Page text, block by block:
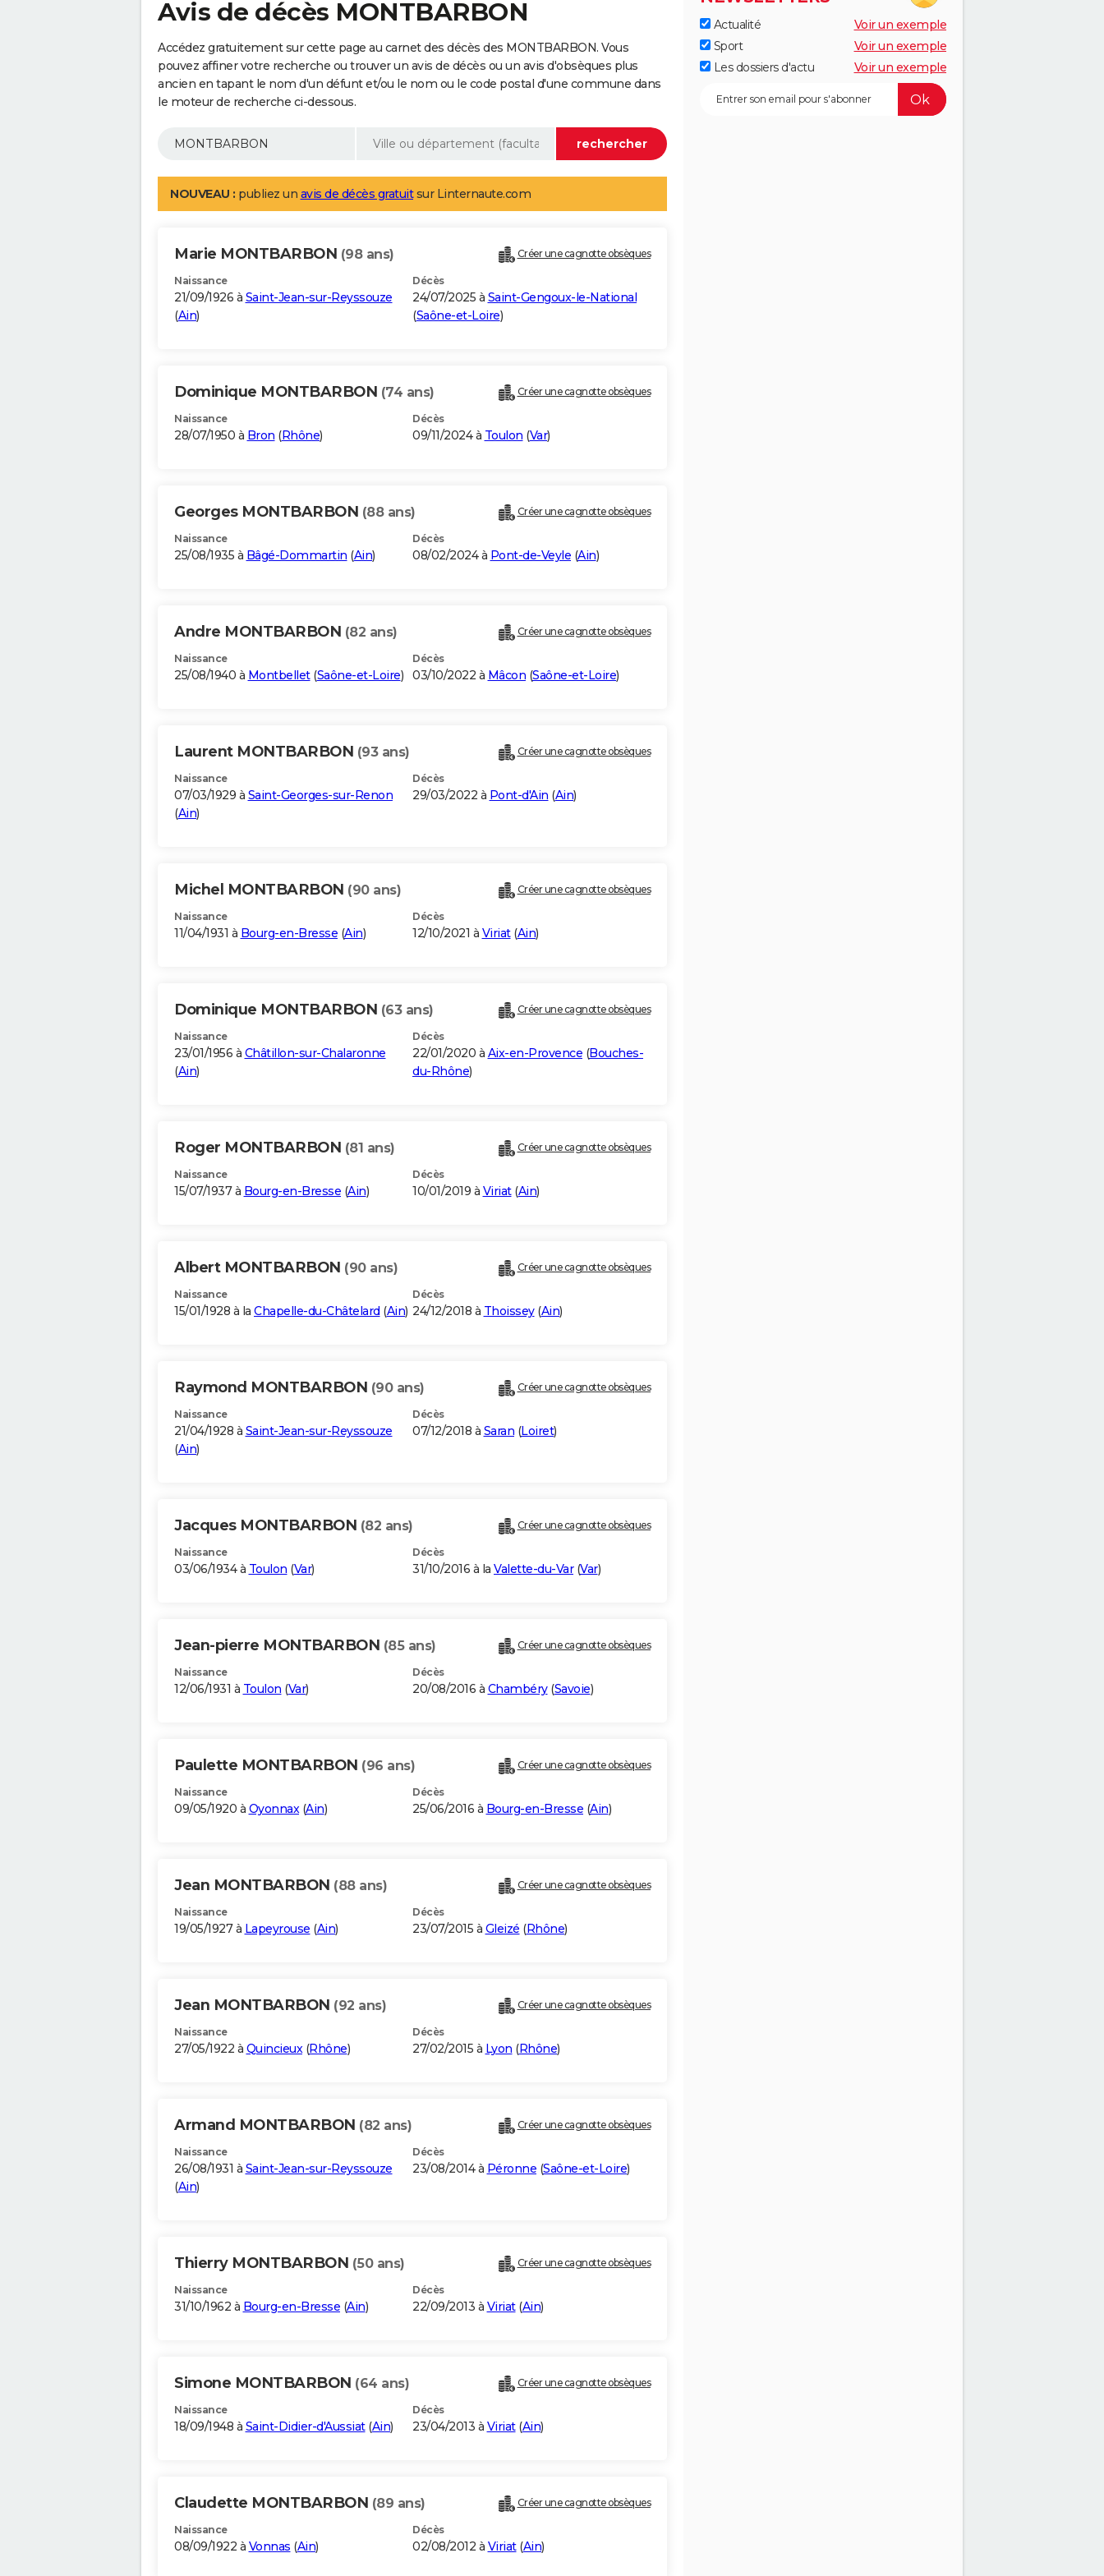
Avis de décès MONTBARBON
Accédez gratuitement sur cette page au carnet des décès des MONTBARBON. Vous
pouvez affiner votre recherche ou trouver un avis de décès ou un avis d'obsèques plus
ancien en tapant le nom d'un défunt et/ou le nom ou le code postal d'une commune dans
le moteur de recherche ci-dessous.
NOUVEAU : publiez un avis de décès gratuitsur Linternaute.com
Marie MONTBARBON (98 ans) Créer une cagnotte obsèques
Naissance
21/09/1926 à Saint-Jean-sur-Reyssouze
(Ain)
Décès
24/07/2025 à Saint-Gengoux-le-National
(Saône-et-Loire)
Dominique MONTBARBON (74 ans) Créer une cagnotte obsèques
Naissance
28/07/1950 à Bron (Rhône)
Décès
09/11/2024 à Toulon (Var)
Georges MONTBARBON (88 ans) Créer une cagnotte obsèques
Naissance
25/08/1935 à Bâgé-Dommartin (Ain)
Décès
08/02/2024 à Pont-de-Veyle (Ain)
Andre MONTBARBON (82 ans) Créer une cagnotte obsèques
Naissance
25/08/1940 à Montbellet(Saône-et-Loire)
Décès
03/10/2022 à Mâcon (Saône-et-Loire)
Laurent MONTBARBON (93 ans) Créer une cagnotte obsèques
Naissance
07/03/1929 à Saint-Georges-sur-Renon
(Ain)
Décès
29/03/2022 à Pont-d'Ain (Ain)
Michel MONTBARBON (90 ans) Créer une cagnotte obsèques
Naissance
11/04/1931 à Bourg-en-Bresse (Ain)
Décès
12/10/2021 à Viriat(Ain)
Dominique MONTBARBON (63 ans) Créer une cagnotte obsèques
Naissance
23/01/1956 à Châtillon-sur-Chalaronne
(Ain)
Décès
22/01/2020 à Aix-en-Provence (Bouches-
du-Rhône)
Roger MONTBARBON (81 ans) Créer une cagnotte obsèques
Naissance
15/07/1937 à Bourg-en-Bresse (Ain)
Décès
10/01/2019 à Viriat(Ain)
Albert MONTBARBON (90 ans) Créer une cagnotte obsèques
Naissance
15/01/1928 à la Chapelle-du-Châtelard (Ain)
Décès
24/12/2018 à Thoissey(Ain)
Raymond MONTBARBON (90 ans) Créer une cagnotte obsèques
Naissance
21/04/1928 à Saint-Jean-sur-Reyssouze
(Ain)
Décès
07/12/2018 à Saran (Loiret)
Jacques MONTBARBON (82 ans) Créer une cagnotte obsèques
Naissance
03/06/1934 à Toulon (Var)
Décès
31/10/2016 à la Valette-du-Var(Var)
Jean-pierre MONTBARBON (85 ans) Créer une cagnotte obsèques
Naissance
12/06/1931 à Toulon (Var)
Décès
20/08/2016 à Chambéry(Savoie)
Paulette MONTBARBON (96 ans) Créer une cagnotte obsèques
Naissance
09/05/1920 à Oyonnax(Ain)
Décès
25/06/2016 à Bourg-en-Bresse (Ain)
Jean MONTBARBON (88 ans) Créer une cagnotte obsèques
Naissance
19/05/1927 à Lapeyrouse (Ain)
Décès
23/07/2015 à Gleizé (Rhône)
Jean MONTBARBON (92 ans) Créer une cagnotte obsèques
Naissance
27/05/1922 à Quincieux(Rhône)
Décès
27/02/2015 à Lyon (Rhône)
Armand MONTBARBON (82 ans) Créer une cagnotte obsèques
Naissance
26/08/1931 à Saint-Jean-sur-Reyssouze
(Ain)
Décès
23/08/2014 à Péronne (Saône-et-Loire)
Thierry MONTBARBON (50 ans) Créer une cagnotte obsèques
Naissance
31/10/1962 à Bourg-en-Bresse (Ain)
Décès
22/09/2013 à Viriat(Ain)
Simone MONTBARBON (64 ans) Créer une cagnotte obsèques
Naissance
18/09/1948 à Saint-Didier-d'Aussiat(Ain)
Décès
23/04/2013 à Viriat(Ain)
Claudette MONTBARBON (89 ans) Créer une cagnotte obsèques
Naissance
08/09/1922 à Vonnas (Ain)
Décès
02/08/2012 à Viriat(Ain)
Actualité
Voir un exemple
Sport
Voir un exemple
Les dossiers d'actu
Voir un exemple